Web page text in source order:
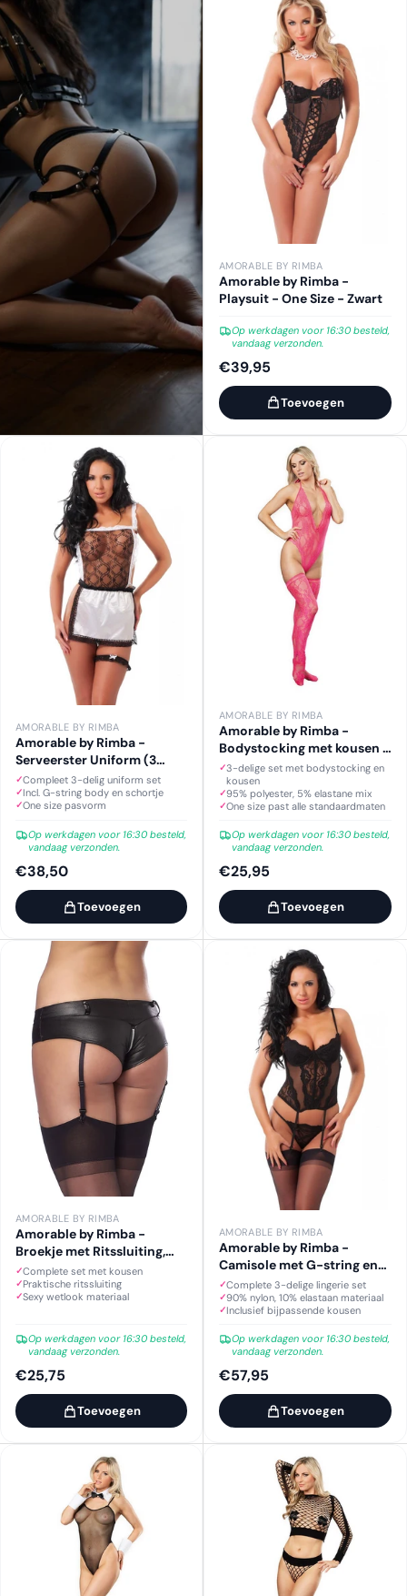
AMORABLE BY RIMBA
Amorable by Rimba -
Playsuit - One Size - Zwart
Op werkdagen voor 16:30 besteld,
vandaag verzonden.
€39,95
Toevoegen
AMORABLE BY RIMBA
Amorable by Rimba -
Serveerster Uniform (3
delig) - One Size - Zwart /
Wit
Compleet 3-delig uniform set
Incl. G-string body en schortje
One size pasvorm
Op werkdagen voor 16:30 besteld,
vandaag verzonden.
€38,50
Toevoegen
AMORABLE BY RIMBA
Amorable by Rimba -
Bodystocking met kousen -
One Size - Roze
3-delige set met bodystocking en
kousen
95% polyester, 5% elastane mix
One size past alle standaardmaten
Op werkdagen voor 16:30 besteld,
vandaag verzonden.
€25,95
Toevoegen
AMORABLE BY RIMBA
Amorable by Rimba -
Broekje met Ritssluiting,
Jarretels en Kousen - Zwart
Complete set met kousen
Praktische ritssluiting
Sexy wetlook materiaal
Op werkdagen voor 16:30 besteld,
vandaag verzonden.
€25,75
Toevoegen
AMORABLE BY RIMBA
Amorable by Rimba -
Camisole met G-string en
Kousen - Zwart
Complete 3-delige lingerie set
90% nylon, 10% elastaan materiaal
Inclusief bijpassende kousen
Op werkdagen voor 16:30 besteld,
vandaag verzonden.
€57,95
Toevoegen